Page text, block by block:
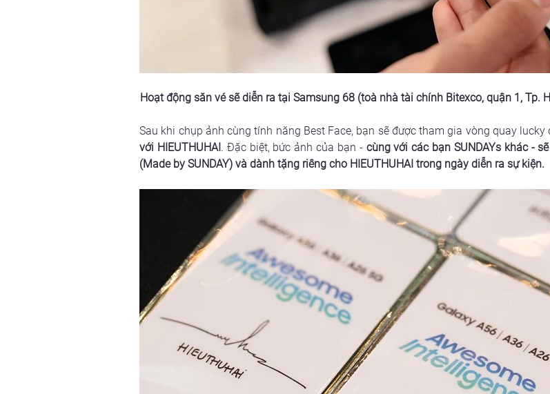
Hoạt động săn vé sẽ diễn ra tại Samsung 68 (toà nhà tài chính Bitexco, quận 1, Tp.
Sau khi chụp ảnh cùng tính năng Best Face, bạn sẽ được tham gia vòng quay lucky
với HIEUTHUHAI. Đặc biệt, bức ảnh của bạn - cùng với các bạn SUNDAYs khác -
(Made by SUNDAY) và dành tặng riêng cho HIEUTHUHAI trong ngày diễn ra sự kiện.